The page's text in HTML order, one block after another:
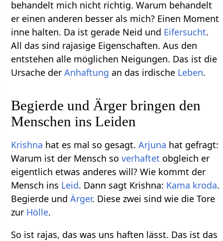
behandelt mich nicht richtig. Warum behandelt
er einen anderen besser als mich? Einen Moment
inne halten. Da ist gerade Neid und Eifersucht.
All das sind rajasige Eigenschaften. Aus den
entstehen alle möglichen Neigungen. Das ist die
Ursache derAnhaftung an das irdische Leben.
Begierde und Ärger bringen den
Menschen ins Leiden
Krishna hat es mal so gesagt.Arjuna hat gefragt:
Warum ist der Mensch soverhaftet obgleich er
eigentlich etwas anderes will? Wie kommt der
Mensch ins Leid. Dann sagt Krishna: Kama kroda.
Begierde undÄrger. Diese zwei sind wie die Tore
zur Hölle.
So ist rajas, das was uns haften lässt. Das ist das